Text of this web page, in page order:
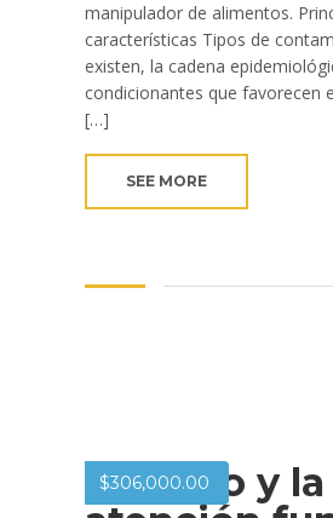
manipulador de alimentos.
características Tipos de
existen, la cadena
condicionantes que favorecen
[…]
SEE MORE
$306,000.00
El duelo y la